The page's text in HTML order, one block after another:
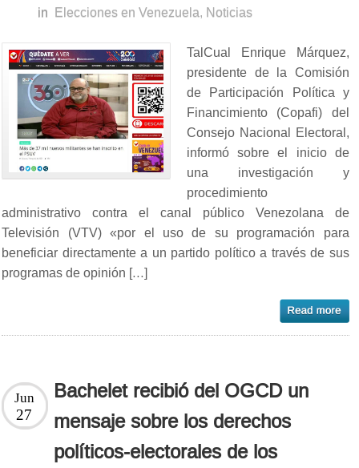
in
Elecciones en Venezuela, Noticias
TalCual Enrique Márquez,
presidente de la Comisión
de Participación Política y
Financimiento (Copafi) del
Consejo Nacional Electoral,
informó sobre el inicio de
una investigación y
procedimiento
administrativo contra el canal público Venezolana de
Televisión (VTV) «por el uso de su programación para
beneficiar directamente a un partido político a través de sus
programas de opinión […]
Bachelet recibió del OGCD un
mensaje sobre los derechos
políticos-electorales de los
Jun
27